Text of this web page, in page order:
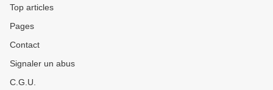
Top articles
Pages
Contact
Signaler un abus
C.G.U.